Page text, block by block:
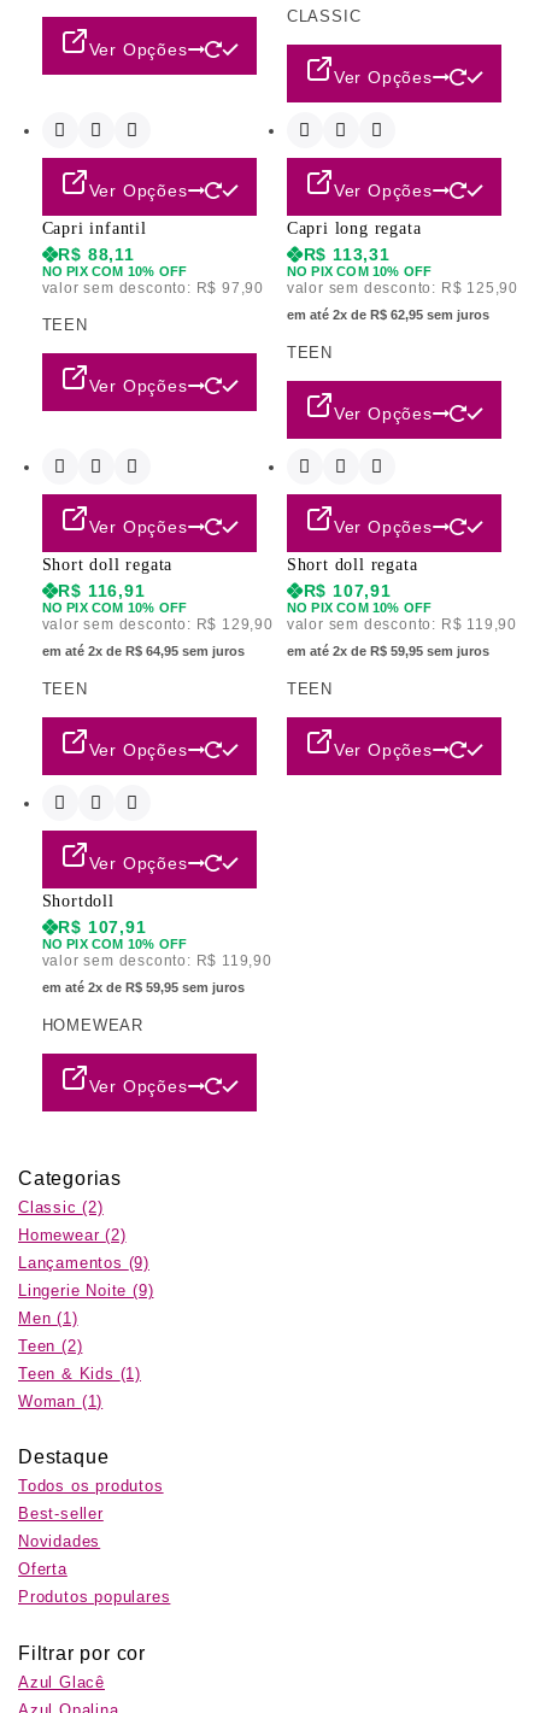
Ver Opções
CLASSIC
Ver Opções
Ver Opções
Capri infantil
R$ 88,11
NO PIX COM 10% OFF
valor sem desconto: R$ 97,90
TEEN
Ver Opções
Ver Opções
Capri long regata
R$ 113,31
NO PIX COM 10% OFF
valor sem desconto: R$ 125,90
em até 2x de R$ 62,95 sem juros
TEEN
Ver Opções
Ver Opções
Short doll regata
R$ 116,91
NO PIX COM 10% OFF
valor sem desconto: R$ 129,90
em até 2x de R$ 64,95 sem juros
TEEN
Ver Opções
Ver Opções
Short doll regata
R$ 107,91
NO PIX COM 10% OFF
valor sem desconto: R$ 119,90
em até 2x de R$ 59,95 sem juros
TEEN
Ver Opções
Ver Opções
Shortdoll
R$ 107,91
NO PIX COM 10% OFF
valor sem desconto: R$ 119,90
em até 2x de R$ 59,95 sem juros
HOMEWEAR
Ver Opções
Categorias
Classic(2)
Homewear(2)
Lançamentos (9)
Lingerie Noite(9)
Men(1)
Teen (2)
Teen & Kids (1)
Woman (1)
Destaque
Todos os produtos
Best-seller
Novidades
Oferta
Produtos populares
Filtrar por cor
Azul Glacê